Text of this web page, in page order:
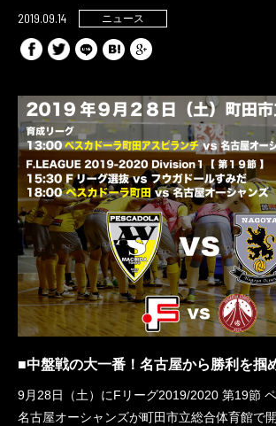
2019.09.14 ニュース
■中盤戦の大一番！名古屋から勝利を掴
9月28日（土）にFリーグ2019/2020 第19節
名古屋オーシャンズが町田市立総合体育館で開